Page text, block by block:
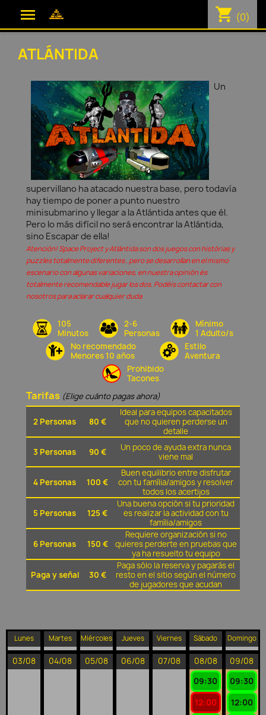
 shopping_cart (0)
ATLÁNTIDA
Un
supervillano ha atacado nuestra base, pero todavía
hay tiempo de poner a punto nuestro
minisubmarino y llegar a la Atlántida antes que él.
Pero lo más difícil no será encontrar la Atlántida,
sino Escapar de ella!
Atención! Space Project y Atlántida son dos juegos con histórias y
puzzles totalmente diferentes , pero se desarrollan en el mismo
escenario con algunas variaciones, en nuestra opinión és
totalmente recomendable jugar los dos. Podéis contactar con
nosotros para aclarar cualquier duda
105
Minutos
2-6
Personas
Mínimo
1 Adulto/s
No recomendado
Menores 10 años
Estilo
Aventura
Prohibido
Tacones
Tarifas (Elige cuánto pagas ahora)
2 Personas 80 €
Ideal para equipos capacitados
que no quieren perderse un
detalle
3 Personas
90 €
Un poco de ayuda extra nunca
viene mal
4 Personas 100 €
Buen equilibrio entre disfrutar
con tu família/amigos y resolver
todos los acertijos
5 Personas
125 €
Una buena opción si tu prioridad
es realizar la actividad con tu
família/amigos
6 Personas
150 €
Requiere organización si no
quieres perderte en pruebas que
ya ha resuelto tu equipo
Paga y señal
30 €
Paga sólo la reserva y pagarás el
resto en el sitio según el número
de jugadores que acudan
Lunes Martes Miércoles Jueves Viernes Sábado Domingo
03/08 04/08 05/08 06/08 07/08
08/08
09:30
12:00
09/08
09:30
12:00